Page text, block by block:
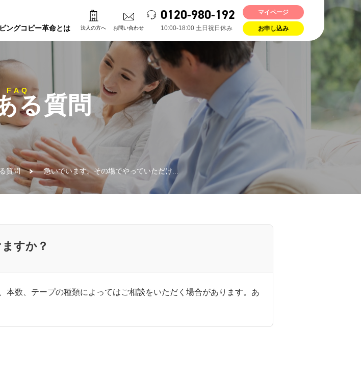
0120-980-192
10:00-18:00 ⼟⽇祝⽇休み
マイページ
お申し込み
ングコピー革命とは 法人の方へ お問い合わせ
FAQ
る質問
質問 急いでいます。その場でやっていただけ...
すか？
本数、テープの種類によってはご相談をいただく場合があります。あ